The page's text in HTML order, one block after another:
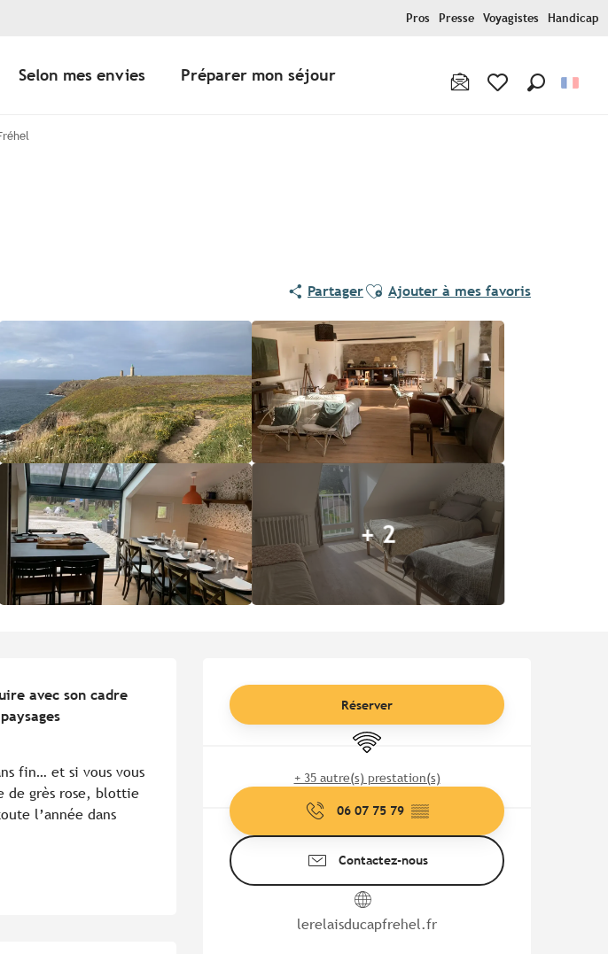
Pros Presse Voyagistes Handicap
Selon mes envies Préparer mon séjour
PartagerAjouter aux favoris
Ajouter à mes favoris
+ 2
Ouverture et coordonnées
Réserver
WiFi
+ 35 autre(s) prestation(s)
06 07 75 79 ▒▒
Contactez-nous
lerelaisducapfrehel.fr
avec son cadre
fin… et si vous vous
de grès rose, blottie
l’année dans